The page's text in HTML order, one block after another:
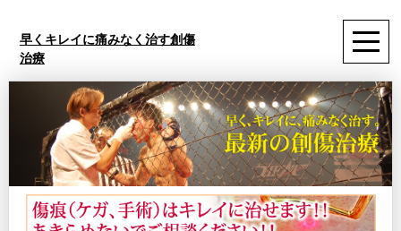
早くキレイに痛みなく治す創傷
治療